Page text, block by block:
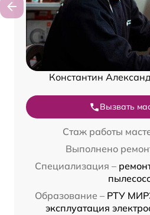
Константин
Вызвать
Стаж работы
Выполнено
Специализация –
Образование – РТУ
эксплуатация